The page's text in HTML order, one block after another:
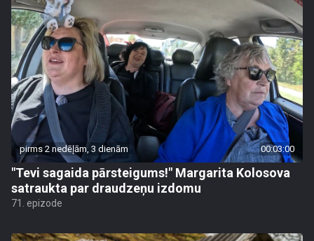
pirms 2 nedēļām, 3 dienām 00:03:00
"Tevi sagaida pārsteigums!" Margarita Kolosova
satraukta par draudzeņu izdomu
71. epizode